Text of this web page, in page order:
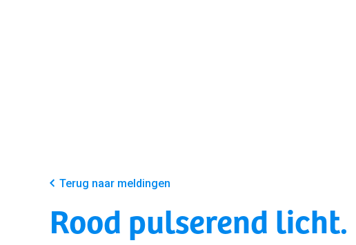
Terug naar meldingen
Rood pulserend licht.